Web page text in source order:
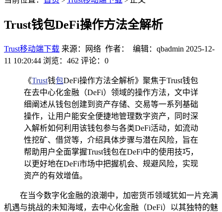
Trust钱包DeFi操作方法全解析
Trust移动端下载 来源：网络 作者： 编辑：qbadmin 2025-12-
11 10:20:44 浏览：462 评论：0
《Trust钱包DeFi操作方法全解析》聚焦于Trust钱包
在去中心化金融（DeFi）领域的操作方法，文中详
细阐述从钱包创建到资产存储、交易等一系列基础
操作，让用户能安全便捷地管理数字资产，同时深
入解析如何利用该钱包参与各类DeFi活动，如流动
性挖矿、借贷等，介绍具体步骤与潜在风险，旨在
帮助用户全面掌握Trust钱包在DeFi中的使用技巧，
以更好地在DeFi市场中把握机会、规避风险，实现
资产的有效增值。
在当今数字化金融的浪潮中，加密货币领域犹如一片充满
机遇与挑战的未知海域，去中心化金融（DeFi）以其独特的魅